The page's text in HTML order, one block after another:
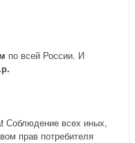
по всей России. И
Соблюдение всех иных,
прав потребителя